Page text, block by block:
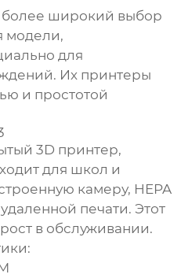
более широкий выбор
модели,
для
Их принтеры
и простотой
3D принтер,
для школ и
камеру, HEPA
печати. Этот
в обслуживании.